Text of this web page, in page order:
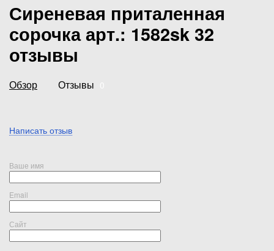
Сиреневая приталенная
сорочка арт.: 1582sk 32
отзывы
Обзор Отзывы
Написать отзыв
Ваше имя
Email
Сайт